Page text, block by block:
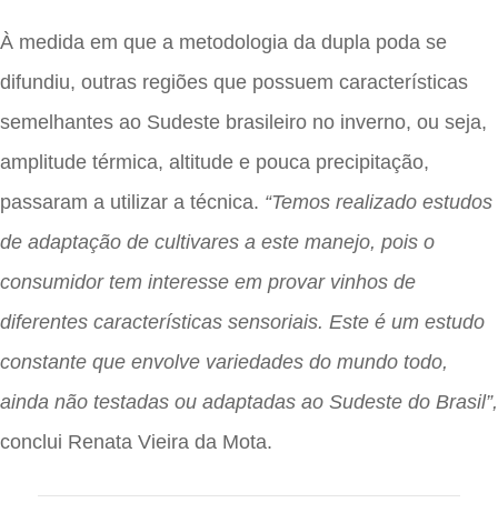
À medida em que a metodologia da dupla poda se
difundiu, outras regiões que possuem características
semelhantes ao Sudeste brasileiro no inverno, ou seja,
amplitude térmica, altitude e pouca precipitação,
passaram a utilizar a técnica. “Temos realizado estudos
de adaptação de cultivares a este manejo, pois o
consumidor tem interesse em provar vinhos de
diferentes características sensoriais. Este é um estudo
constante que envolve variedades do mundo todo,
ainda não testadas ou adaptadas ao Sudeste do Brasil”,
conclui Renata Vieira da Mota.